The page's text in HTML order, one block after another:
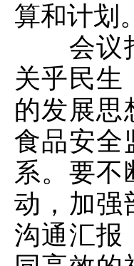
算和计划。
会议指
关乎民生
的发展思
食品安全
系。要不
动，加强
沟通汇报